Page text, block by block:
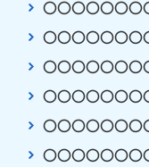
〇〇〇〇〇〇〇
〇〇〇〇〇〇〇
〇〇〇〇〇〇〇
〇〇〇〇〇〇〇
〇〇〇〇〇〇〇
〇〇〇〇〇〇〇